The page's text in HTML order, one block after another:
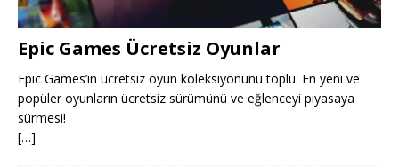
Epic Games Ücretsiz Oyunlar
Epic Games’in ücretsiz oyun koleksiyonunu toplu. En yeni ve
popüler oyunların ücretsiz sürümünü ve eğlenceyi piyasaya
sürmesi!
[…]